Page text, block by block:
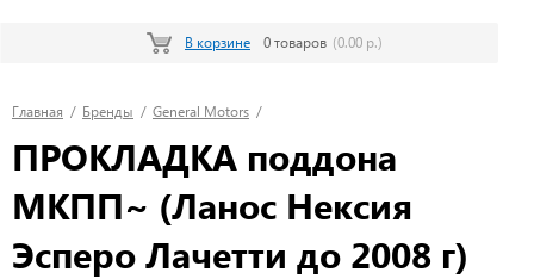
В корзине 0 товаров (0.00 р.)
Главная / Бренды / General Motors /
ПРОКЛАДКА поддона
МКПП~ (Ланос Нексия
Эсперо Лачетти до 2008 г)